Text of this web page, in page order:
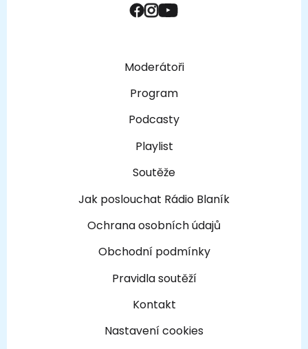
Moderátoři
Program
Podcasty
Playlist
Soutěže
Jak poslouchat Rádio Blaník
Ochrana osobních údajů
Obchodní podmínky
Pravidla soutěží
Kontakt
Nastavení cookies